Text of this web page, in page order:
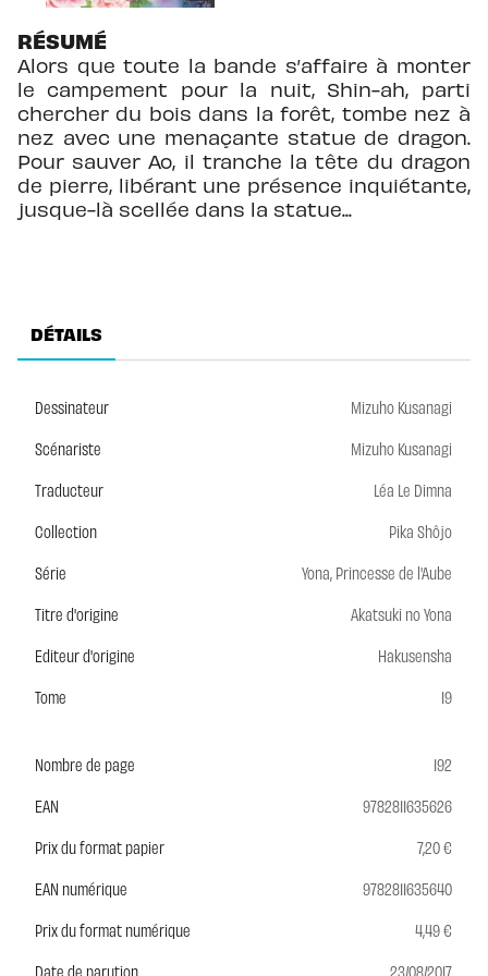
RÉSUMÉ
Alors que toute la bande s’affaire à monter
le campement pour la nuit, Shin-ah, parti
chercher du bois dans la forêt, tombe nez à
nez avec une menaçante statue de dragon.
Pour sauver Ao, il tranche la tête du dragon
de pierre, libérant une présence inquiétante,
jusque-là scellée dans la statue...
DÉTAILS
Dessinateur
Mizuho Kusanagi
Scénariste
Mizuho Kusanagi
Traducteur
Léa Le Dimna
Collection
Pika Shôjo
Série
Yona, Princesse de l'Aube
Titre d'origine
Akatsuki no Yona
Editeur d'origine
Hakusensha
Tome
19
Nombre de page
192
EAN
9782811635626
Prix du format papier
7,20 €
EAN numérique
9782811635640
Prix du format numérique
4,49 €
Date de parution
23/08/2017